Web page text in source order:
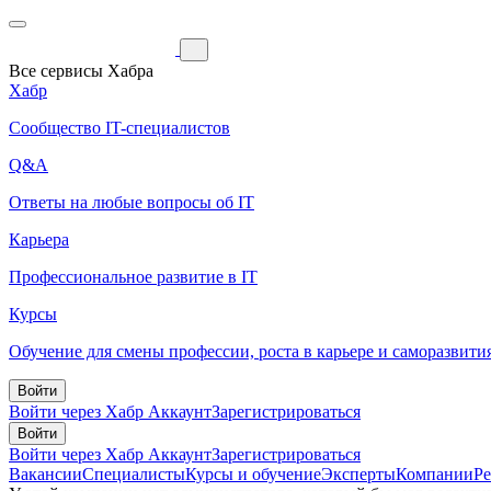
Все сервисы Хабра
Хабр
Сообщество IT-специалистов
Q&A
Ответы на любые вопросы об IT
Карьера
Профессиональное развитие в IT
Курсы
Обучение для смены профессии, роста в карьере и
Войти
Войти через Хабр АккаунтЗарегистрироваться
Войти
Войти через Хабр АккаунтЗарегистрироваться
ВакансииСпециалистыКурсы и обучениеЭкспертыКомпании